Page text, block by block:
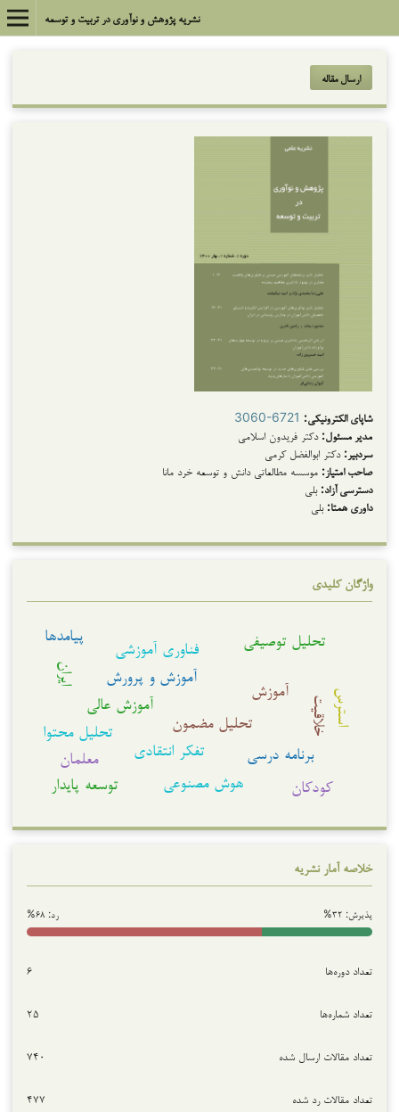
نشریه پژوهش و نوآوری در تربیت و توسعه
ارسال مقاله
شاپای الکترونیکی: 3060-6721
مدیر مسئول: دکتر فریدون اسلامی
سردبیر: دکتر ابوالفضل کرمی
صاحب امتیاز: موسسه مطالعاتی دانش و توسعه خرد مانا
دسترسی آزاد: بلی
داوری همتا: بلی
واژگان کلیدی
تحلیل مضمون
تفکر انتقادی
آموزش
آموزش عالی
برنامه درسی
هوش مصنوعی
آموزش و پرورش
فناوری آموزشی تحلیل توصیفی
تحلیل محتوا
توسعه پایدار
خلاقیت
معلمان
ایران
پیامدها
کودکان
استرس
خلاصه آمار نشریه
پذیرش: ۳۲% رد: ۶۸%
تعداد دوره‌ها ۶
تعداد شماره‌ها ۲۵
تعداد مقالات ارسال شده ۷۴۰
تعداد مقالات رد شده ۴۷۷